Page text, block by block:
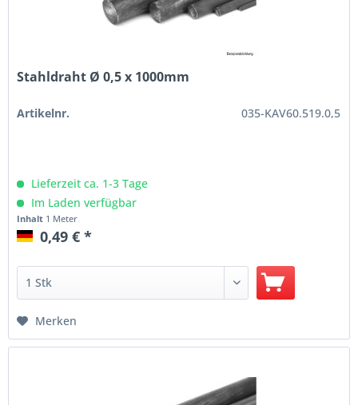
Stahldraht Ø 0,5 x 1000mm
Artikelnr. 035-KAV60.519.0,5
Lieferzeit ca. 1-3 Tage
Im Laden verfügbar
Inhalt 1 Meter
0,49 € *
Merken